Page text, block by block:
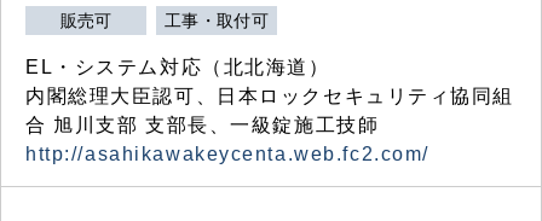
販売可 工事・取付可
EL・システム対応（北北海道）
内閣総理大臣認可、日本ロックセキュリティ協同組
合 旭川支部 支部長、一級錠施工技師
http://asahikawakeycenta.web.fc2.com/